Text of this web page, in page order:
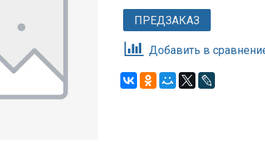
ПРЕДЗАКАЗ
Добавить в